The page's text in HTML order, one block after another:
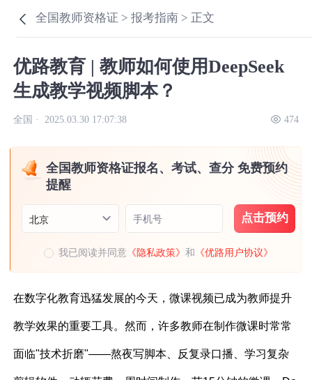
全国教师资格证 >报考指南 > 正文
优路教育 | 教师如何使用DeepSeek
生成教学视频脚本？
全国 · 2025.03.30 17:07:38 474
全国教师资格证报名、考试、查分 免费预约
提醒
北京 手机号 点击预约
我已阅读并同意 《隐私政策》和 《优路用户协议》
在数字化教育迅猛发展的今天，微课视频已成为教师提升
教学效果的重要工具。然而，许多教师在制作微课时常常
面临"技术折磨"——熬夜写脚本、反复录口播、学习复杂